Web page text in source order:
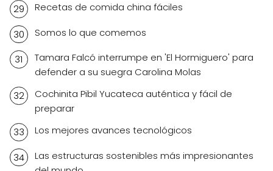
Recetas de comida china fáciles
Somos lo que comemos
Tamara Falcó interrumpe en 'El Hormiguero' para
defender a su suegra Carolina Molas
Cochinita Pibil Yucateca auténtica y fácil de
preparar
Los mejores avances tecnológicos
Las estructuras sostenibles más impresionantes